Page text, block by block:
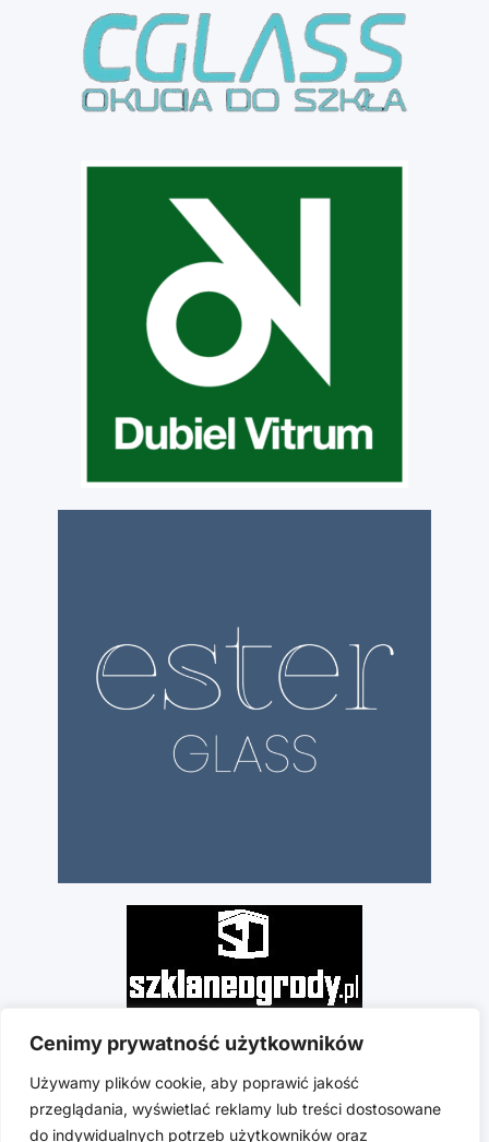
Cenimy prywatność użytkowników
Używamy plików cookie, aby poprawić jakość
przeglądania, wyświetlać reklamy lub treści dostosowane
do indywidualnych potrzeb użytkowników oraz